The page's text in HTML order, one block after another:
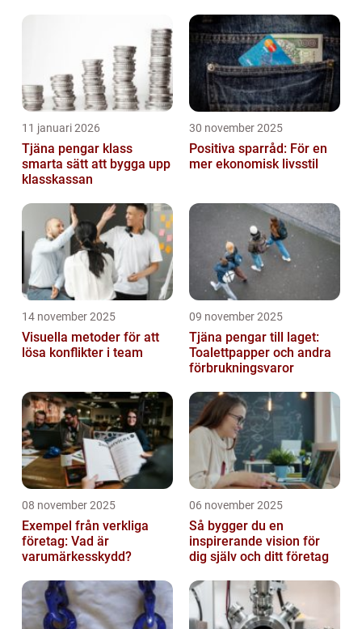
11 januari 2026
Tjäna pengar klass
smarta sätt att bygga upp
klasskassan
30 november 2025
Positiva sparråd: För en
mer ekonomisk livsstil
14 november 2025
Visuella metoder för att
lösa konflikter i team
09 november 2025
Tjäna pengar till laget:
Toalettpapper och andra
förbrukningsvaror
08 november 2025
Exempel från verkliga
företag: Vad är
varumärkesskydd?
06 november 2025
Så bygger du en
inspirerande vision för
dig själv och ditt företag